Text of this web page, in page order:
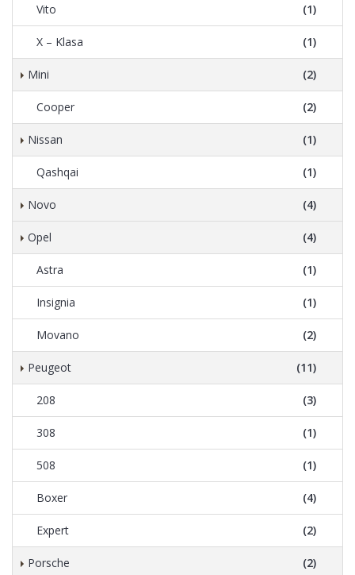
Vito (1)
X – Klasa (1)
Mini (2)
Cooper (2)
Nissan (1)
Qashqai (1)
Novo (4)
Opel (4)
Astra (1)
Insignia (1)
Movano (2)
Peugeot (11)
208 (3)
308 (1)
508 (1)
Boxer (4)
Expert (2)
Porsche (2)